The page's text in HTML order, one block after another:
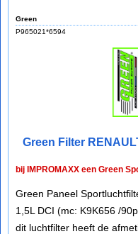
Green
P965021*6594
Green Filter
bij IMPROMAXX een Green
Green Paneel
1,5L DCI (mc: K9K656 /
dit luchtfilter heeft de